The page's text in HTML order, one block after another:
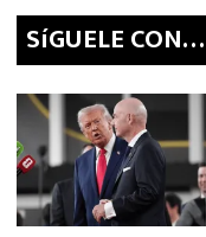
SíGUELE CON…